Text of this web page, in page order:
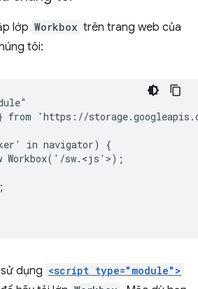
lớp Workbox trên trang web của
tôi:
from 'https://
in navigator) {
Workbox('/sw.<js'>)
;
dụng <script type="module">